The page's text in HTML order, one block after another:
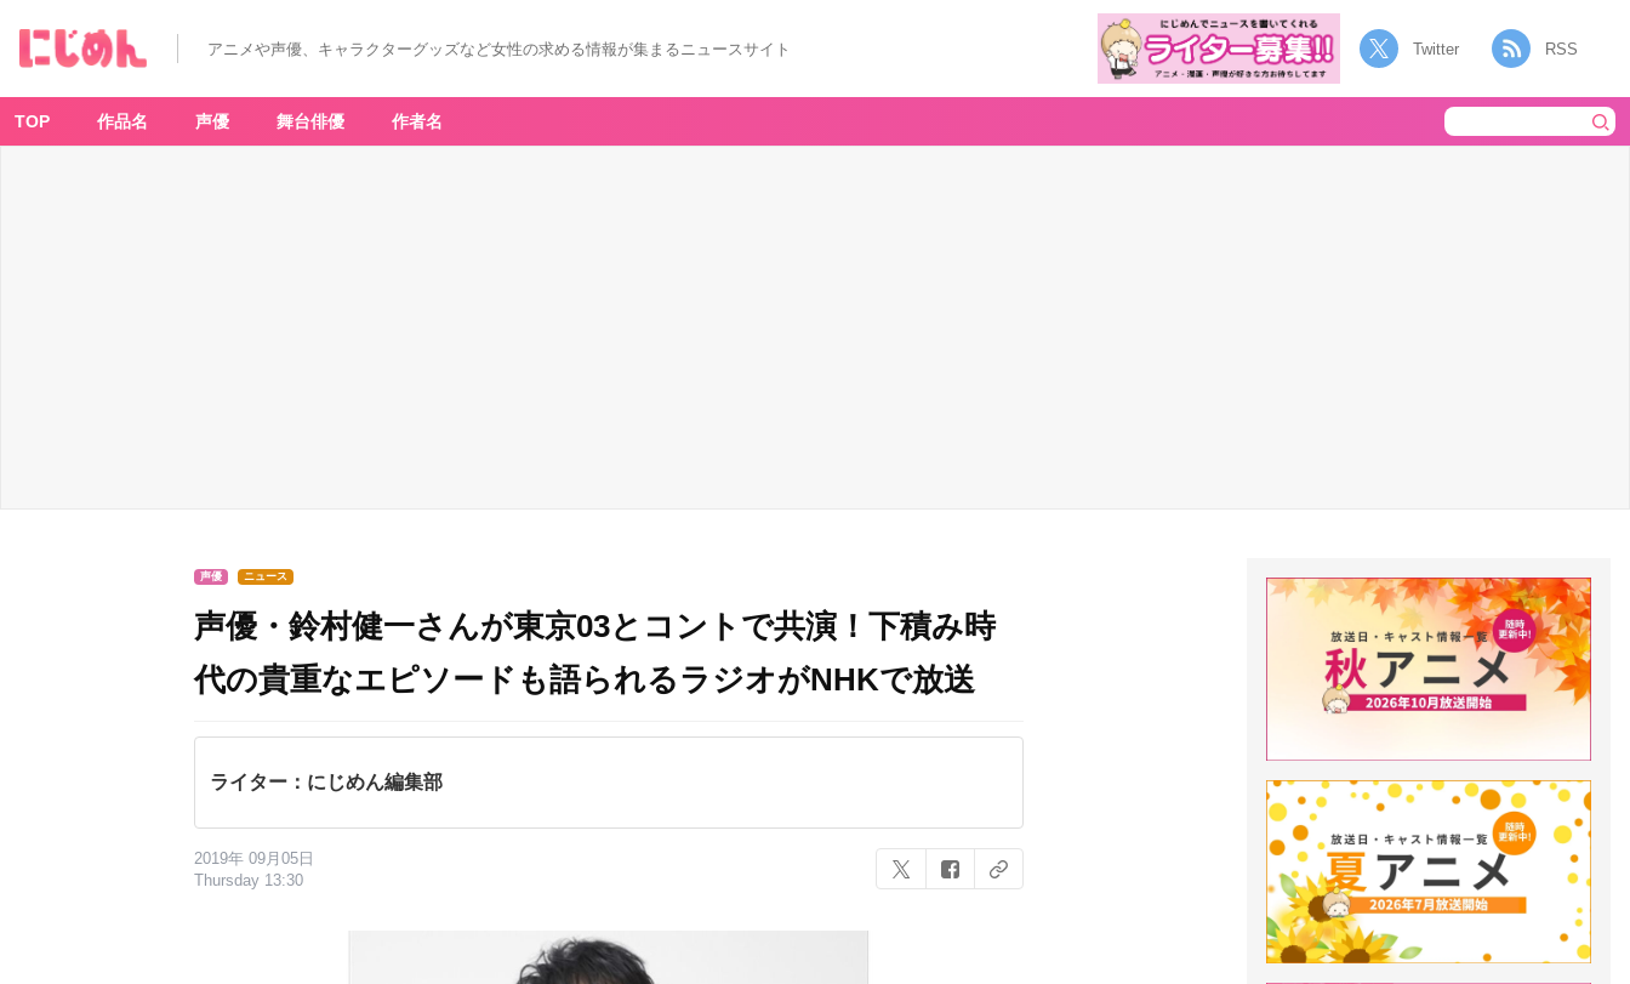
アニメや声優、キャラクターグッズなど女性の求める情報が集まるニュースサイト Twitter RSS
TOP 作品名 声優 舞台俳優 作者名
声優 ニュース
声優・鈴村健一さんが東京03とコントで共演！下積み時
代の貴重なエピソードも語られるラジオがNHKで放送
ライター：にじめん編集部
2019年 09月05日
Thursday 13:30